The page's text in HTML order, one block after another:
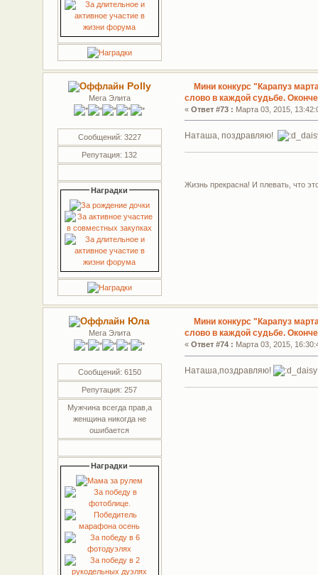
Polly
Мега Элита
Сообщений: 3227
Репутация: 132
Наградки
Мини конкурс "Карапуз
слово в каждой судьбе.
«Ответ #73 : Марта 03, 2015,
Наташа, поздравляю!
Жизнь прекрасна! И плевать, что
Юла
Мега Элита
Сообщений: 6150
Репутация: 257
Мужчина всегда прав,а
женщина никогда не
ошибается
Наградки
Мини конкурс "Карапуз
слово в каждой судьбе.
«Ответ #74 : Марта 03, 2015,
Наташа,поздравляю!